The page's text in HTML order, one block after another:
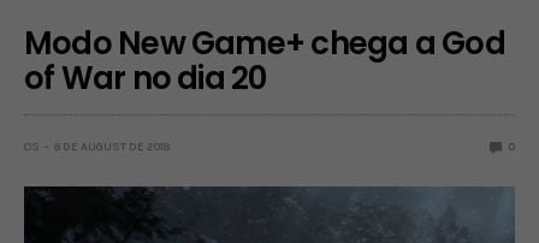
Modo New Game+ chega a God
of War no dia 20
OS 8 DE AUGUST DE 2018 0